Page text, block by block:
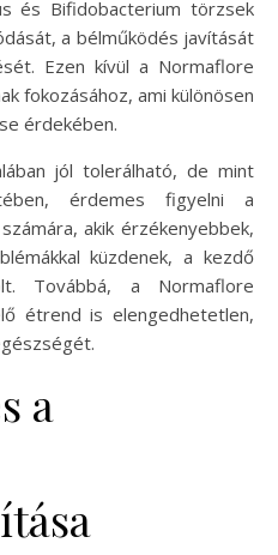
és Bifidobacterium törzsek
a bélműködés javítását
Ezen kívül a Normaflore
fokozásához, ami különösen
érdekében.
jól tolerálható, de mint
érdemes figyelni a
akik érzékenyebbek,
küzdenek, a kezdő
Továbbá, a Normaflore
étrend is elengedhetetlen,
a